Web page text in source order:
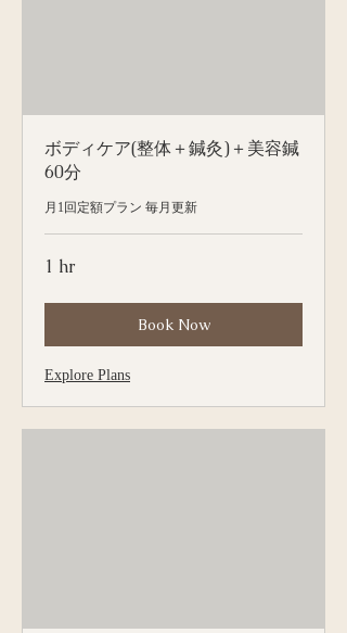
ボディケア(整体＋鍼灸)＋美容鍼
60分
月1回定額プラン 毎月更新
1 hr
Book Now
Explore Plans